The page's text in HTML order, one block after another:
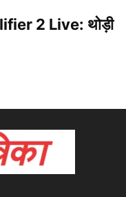
2 Live: थोड़ी